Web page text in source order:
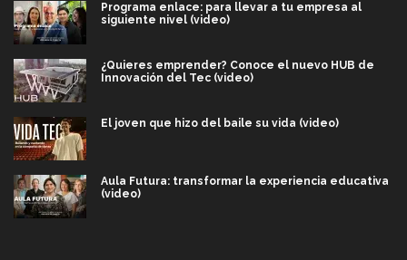
Programa enlace: para llevar a tu empresa al
siguiente nivel (video)
¿Quieres emprender? Conoce el nuevo HUB de
Innovación del Tec (video)
El joven que hizo del baile su vida (video)
Aula Futura: transformar la experiencia educativa
(video)